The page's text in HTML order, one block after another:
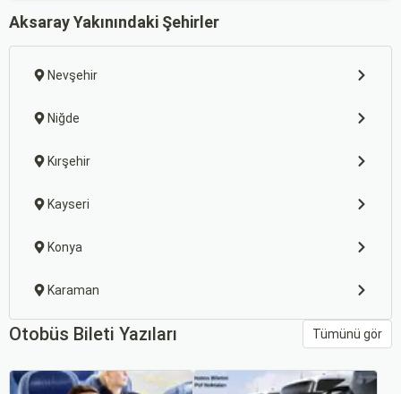
Aksaray Yakınındaki Şehirler
Nevşehir
Niğde
Kırşehir
Kayseri
Konya
Karaman
Otobüs Bileti Yazıları Tümünü gör